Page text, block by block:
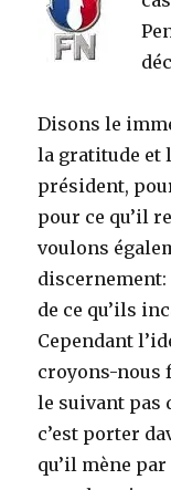
Disons le
la gratitude et
président,
pour ce qu’il
voulons
discernement:
de ce qu’ils
Cependant
croyons-nous
le suivant pas
c’est porter
qu’il mène